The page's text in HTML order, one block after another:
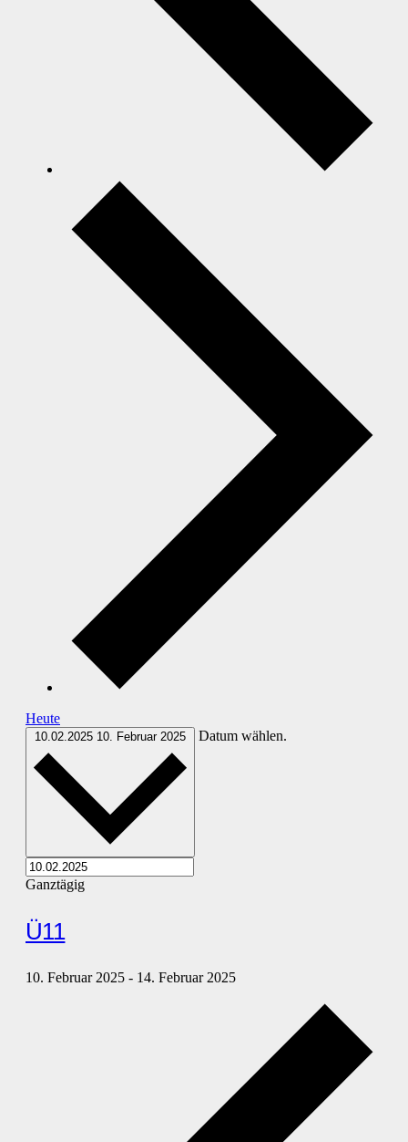
Heute
10.02.2025 10. Februar 2025 Datum wählen.
Ganztägig
Ü11
10. Februar 2025 - 14. Februar 2025